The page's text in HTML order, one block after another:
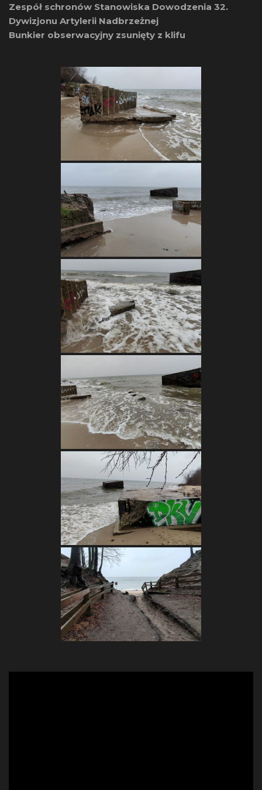
Zespół schronów Stanowiska Dowodzenia 32.
Dywizjonu Artylerii Nadbrzeżnej
Bunkier obserwacyjny zsunięty z klifu